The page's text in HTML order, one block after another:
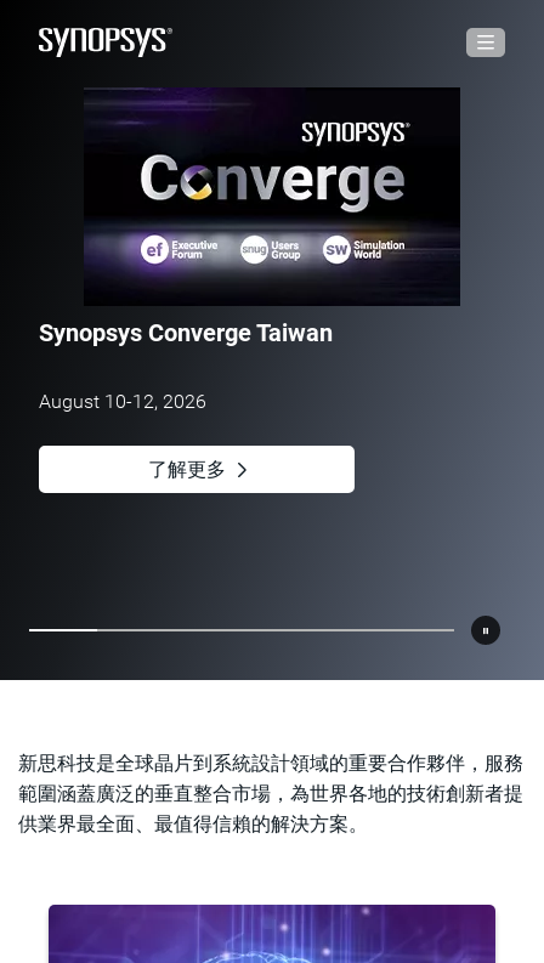
Synopsys Converge Taiwan
August 10-12, 2026
了解更多
新思科技多物理場融合解決方案
商，已展現其量化價值，加速從過度設計(Overdesign)
到協同設計(Co-design)的演進
NVIDIA與新思科技宣布戰略合作
多年合作將結合新思科技工程解決方案與 NVIDIA
徹底革新工程與設計
新思科技完成收購Ansys
激發矽晶片到系統的全面創新
更多詳情
晶片設計中的生成式人工智慧
「此解決方案利用新思科技的尖端晶片設計工具和
並加速晶片開發。」
新思科技是全球晶片到系統設計領域的重要合作夥伴，服務
範圍涵蓋廣泛的垂直整合市場，為世界各地的技術創新者提
供業界最全面、最值得信賴的解決方案。